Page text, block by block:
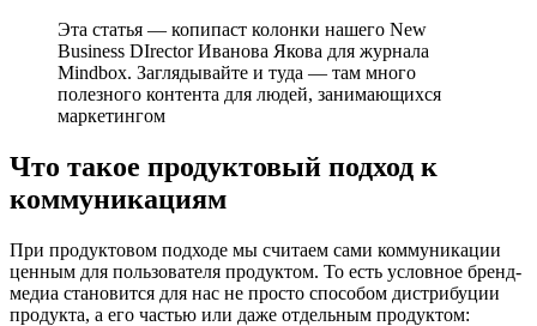
Эта статья — копипаст колонки нашего New
Business DIrector Иванова Якова для журнала
Mindbox. Заглядывайте и туда — там много
полезного контента для людей, занимающихся
маркетингом
Что такое продуктовый подход к
коммуникациям
При продуктовом подходе мы считаем сами коммуникации
ценным для пользователя продуктом. То есть условное бренд-
медиа становится для нас не просто способом дистрибуции
продукта, а его частью или даже отдельным продуктом: